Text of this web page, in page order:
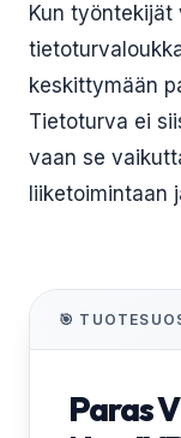
Kun
keskittymään
Tietoturva ei
vaan se
liiketoimintaan
🎯
Paras